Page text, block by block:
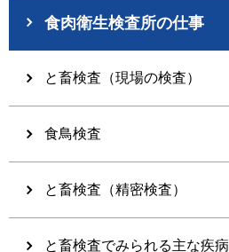
食肉衛生検査所の仕事
と畜検査（現場の検査）
食鳥検査
と畜検査（精密検査）
と畜検査でみられる主な疾病